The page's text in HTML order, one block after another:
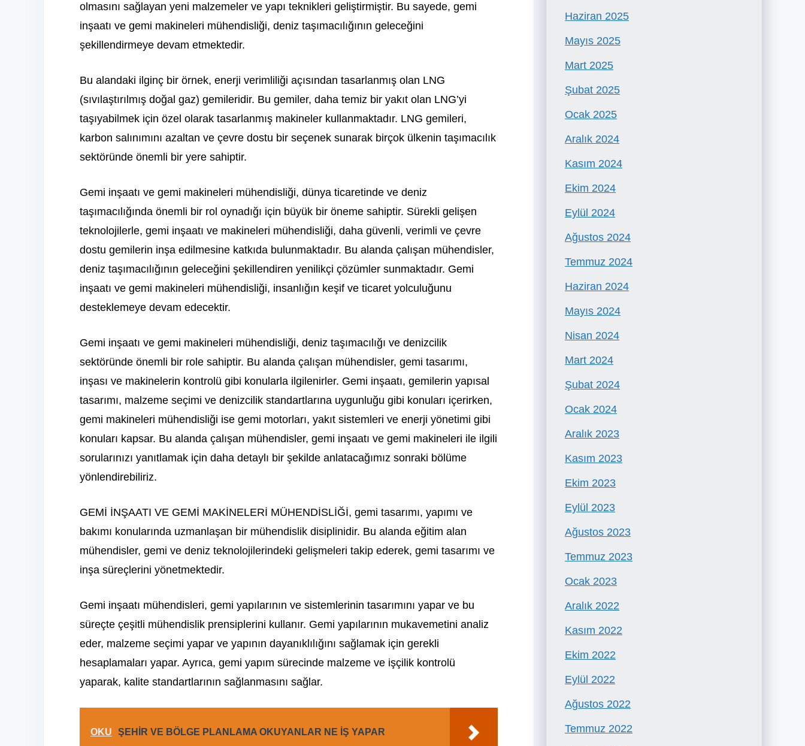
olmasını sağlayan yeni malzemeler ve yapı teknikleri geliştirmiştir. Bu sayede, gemi
inşaatı ve gemi makineleri mühendisliği, deniz taşımacılığının geleceğini
şekillendirmeye devam etmektedir.
Bu alandaki ilginç bir örnek, enerji verimliliği açısından tasarlanmış olan LNG
(sıvılaştırılmış doğal gaz) gemileridir. Bu gemiler, daha temiz bir yakıt olan LNG’yi
taşıyabilmek için özel olarak tasarlanmış makineler kullanmaktadır. LNG gemileri,
karbon salınımını azaltan ve çevre dostu bir seçenek sunarak birçok ülkenin taşımacılık
sektöründe önemli bir yere sahiptir.
Gemi inşaatı ve gemi makineleri mühendisliği, dünya ticaretinde ve deniz
taşımacılığında önemli bir rol oynadığı için büyük bir öneme sahiptir. Sürekli gelişen
teknolojilerle, gemi inşaatı ve makineleri mühendisliği, daha güvenli, verimli ve çevre
dostu gemilerin inşa edilmesine katkıda bulunmaktadır. Bu alanda çalışan mühendisler,
deniz taşımacılığının geleceğini şekillendiren yenilikçi çözümler sunmaktadır. Gemi
inşaatı ve gemi makineleri mühendisliği, insanlığın keşif ve ticaret yolculuğunu
desteklemeye devam edecektir.
Gemi inşaatı ve gemi makineleri mühendisliği, deniz taşımacılığı ve denizcilik
sektöründe önemli bir role sahiptir. Bu alanda çalışan mühendisler, gemi tasarımı,
inşası ve makinelerin kontrolü gibi konularla ilgilenirler. Gemi inşaatı, gemilerin yapısal
tasarımı, malzeme seçimi ve denizcilik standartlarına uygunluğu gibi konuları içerirken,
gemi makineleri mühendisliği ise gemi motorları, yakıt sistemleri ve enerji yönetimi gibi
konuları kapsar. Bu alanda çalışan mühendisler, gemi inşaatı ve gemi makineleri ile ilgili
sorularınızı yanıtlamak için daha detaylı bir şekilde anlatacağımız sonraki bölüme
yönlendirebiliriz.
GEMİ İNŞAATI VE GEMİ MAKİNELERİ MÜHENDİSLİĞİ, gemi tasarımı, yapımı ve
bakımı konularında uzmanlaşan bir mühendislik disiplinidir. Bu alanda eğitim alan
mühendisler, gemi ve deniz teknolojilerindeki gelişmeleri takip ederek, gemi tasarımı ve
inşa süreçlerini yönetmektedir.
Gemi inşaatı mühendisleri, gemi yapılarının ve sistemlerinin tasarımını yapar ve bu
süreçte çeşitli mühendislik prensiplerini kullanır. Gemi yapılarının mukavemetini analiz
eder, malzeme seçimi yapar ve yapının dayanıklılığını sağlamak için gerekli
hesaplamaları yapar. Ayrıca, gemi yapım sürecinde malzeme ve işçilik kontrolü
yaparak, kalite standartlarının sağlanmasını sağlar.
OKU ŞEHİR VE BÖLGE PLANLAMA OKUYANLAR NE İŞ YAPAR
Haziran 2025
Mayıs 2025
Mart 2025
Şubat 2025
Ocak 2025
Aralık 2024
Kasım 2024
Ekim 2024
Eylül 2024
Ağustos 2024
Temmuz 2024
Haziran 2024
Mayıs 2024
Nisan 2024
Mart 2024
Şubat 2024
Ocak 2024
Aralık 2023
Kasım 2023
Ekim 2023
Eylül 2023
Ağustos 2023
Temmuz 2023
Ocak 2023
Aralık 2022
Kasım 2022
Ekim 2022
Eylül 2022
Ağustos 2022
Temmuz 2022